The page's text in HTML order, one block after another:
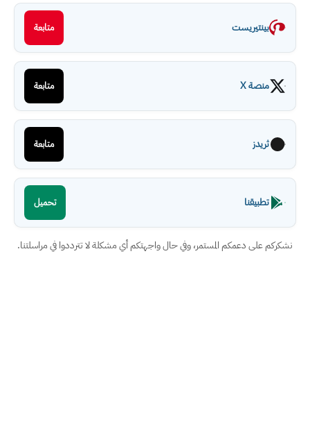
بينتيريست متابعة
منصة X متابعة
ثريدز متابعة
تطبيقنا تحميل
نشكركم على دعمكم المستمر، وفي حال واجهتكم أي مشكلة لا تترددوا في مراسلتنا.